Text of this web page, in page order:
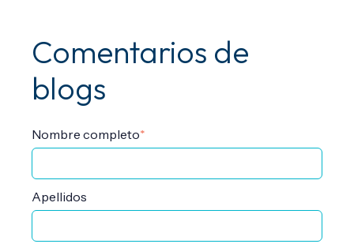
Comentarios de
blogs
Nombre completo*
Apellidos